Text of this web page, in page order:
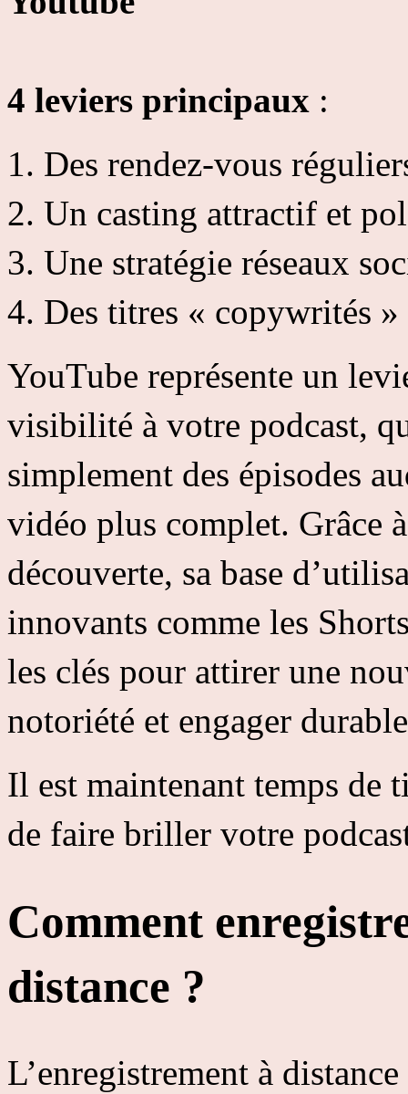
4 leviers principaux :
Des rendez-vous
Un casting attractif et
Une stratégie réseaux
Des titres « copywrités
YouTube représente un
visibilité à votre podcast,
simplement des épisodes
vidéo plus complet. Grâce
découverte, sa base
innovants comme les
les clés pour attirer une
notoriété et engager
Il est maintenant temps de
de faire briller votre
Comment
distance ?
L’enregistrement à